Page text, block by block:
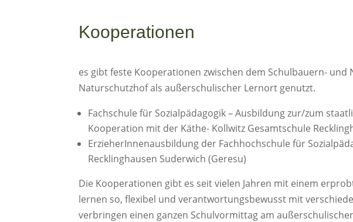
Kooperationen
es gibt feste Kooperationen zwischen dem Schulbauern-
Naturschutzhof als außerschulischer Lernort genutzt.
Fachschule für Sozialpädagogik – Ausbildung zur/zum
Kooperation mit der Käthe- Kollwitz Gesamtschule
ErzieherInnenausbildung der Fachhochschule für
Recklinghausen Suderwich (Geresu)
Die Kooperationen gibt es seit vielen Jahren mit einem
lernen so, flexibel und verantwortungsbewusst mit
verbringen einen ganzen Schulvormittag am